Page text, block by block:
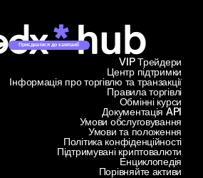
Приєднатися до кампанії
Центр підтримки
Інформація про торгівлю та транзакції
VIP Трейдери
Правила торгівлі
Обмінні курси
Документація API
Умови обслуговування
Умови та положення
Політика конфіденційності
Підтримувані криптовалюти
Енциклопедія
Порівняйте активи